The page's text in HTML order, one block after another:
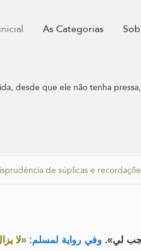
As Categorias
desde que ele não tenha
de súplicas e
لي». وفي رواية لمسلم: «لا